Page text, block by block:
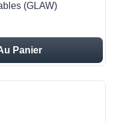
(GLAW)
Panier